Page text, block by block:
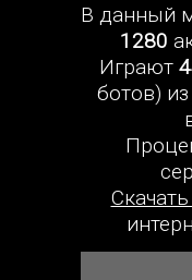
В данный
1280
Играют
ботов) из